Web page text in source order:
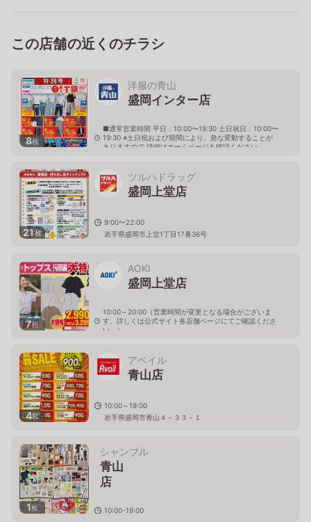
この店舗の近くのチラシ
8枚
洋服の青山
盛岡インター店
■通常営業時間 平日：10:00〜19:30 土日祝日：10:00〜
19:30 ※土日祝および期間により、急な変動することが
ありますので 詳細はホームページを確認ください
21枚
ツルハドラッグ
盛岡上堂店
9:00〜22:00
岩手県盛岡市上堂1丁目17番36号
7枚
AOKI
盛岡上堂店
10:00～20:00（営業時間が変更となる場合がございま
す。詳しくは公式サイト各店舗ページにてご確認くださ
い。）
4枚
アベイル
青山店
10:00～19:00
岩手県盛岡市青山４－３３－１
1枚
シャンブル
青山
10:00-19:00